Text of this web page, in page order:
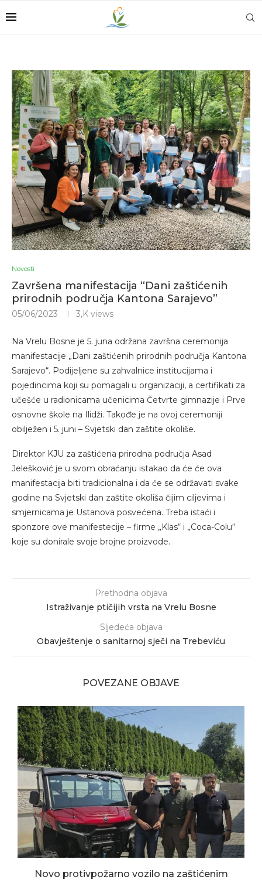
Novosti
Završena manifestacija “Dani zaštićenih
prirodnih područja Kantona Sarajevo”
05/06/2023 3,K views
Na Vrelu Bosne je 5. juna održana završna ceremonija
manifestacije „Dani zaštićenih prirodnih područja Kantona
Sarajevo“. Podijeljene su zahvalnice institucijama i
pojedincima koji su pomagali u organizaciji, a certifikati za
učešće u radionicama učenicima Četvrte gimnazije i Prve
osnovne škole na Ilidži. Takođe je na ovoj ceremoniji
obilježen i 5. juni – Svjetski dan zaštite okoliše.
Direktor KJU za zaštićena prirodna područja Asad
Jelešković je u svom obraćanju istakao da će će ova
manifestacija biti tradicionalna i da će se održavati svake
godine na Svjetski dan zaštite okoliša čijim ciljevima i
smjernicama je Ustanova posvećena. Treba istaći i
sponzore ove manifestecije – firme „Klas“ i „Coca-Colu“
koje su donirale svoje brojne proizvode.
Prethodna objava
Istraživanje ptičijih vrsta na Vrelu Bosne
Sljedeća objava
Obavještenje o sanitarnoj sječi na Trebeviću
POVEZANE OBJAVE
Novo protivpožarno vozilo na zaštićenim